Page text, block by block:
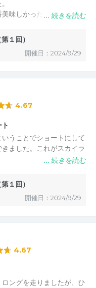
味しかった。
１回）
開催日：2024/9/29
4.67
うことでショートにして
ました。これがスカイラ
１回）
開催日：2024/9/29
4.67
ングを走りましたが、ひ